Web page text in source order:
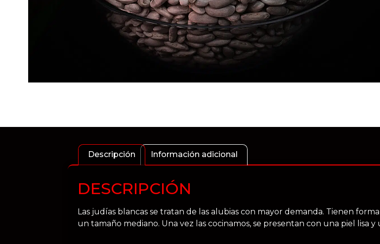
Descripción Información adicional
DESCRIPCIÓN
Las judías blancas se tratan de las alubias con mayor demanda. Tienen
un tamaño mediano. Una vez las cocinamos, se presentan con una piel lisa